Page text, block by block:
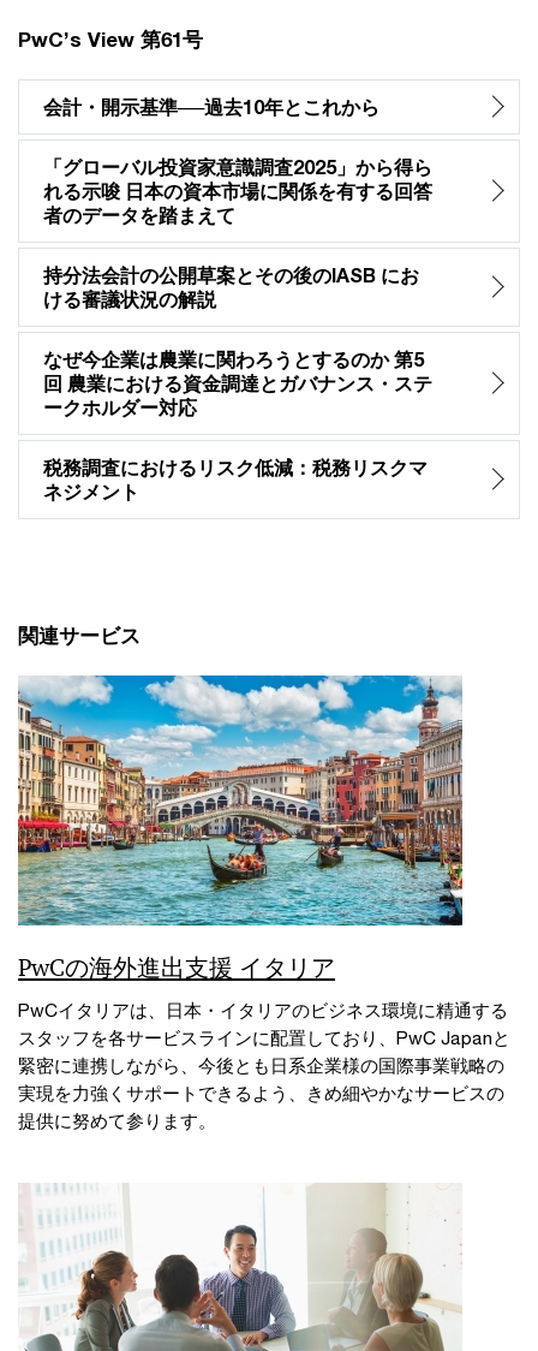
PwC’s View 第61号
会計・開示基準──過去10年とこれから
「グローバル投資家意識調査2025」から得ら
れる示唆 日本の資本市場に関係を有する回答
者のデータを踏まえて
持分法会計の公開草案とその後のIASB にお
ける審議状況の解説
なぜ今企業は農業に関わろうとするのか 第5
回 農業における資金調達とガバナンス・ステ
ークホルダー対応
税務調査におけるリスク低減：税務リスクマ
ネジメント
関連サービス
PwCの海外進出支援 イタリア
PwCイタリアは、日本・イタリアのビジネス環境に精通する
スタッフを各サービスラインに配置しており、PwC Japanと
緊密に連携しながら、今後とも日系企業様の国際事業戦略の
実現を力強くサポートできるよう、きめ細やかなサービスの
提供に努めて参ります。